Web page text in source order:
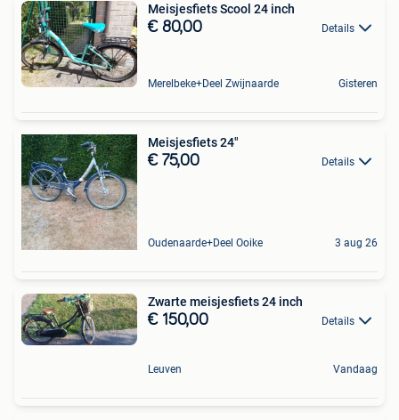
Meisjesfiets Scool 24 inch
€ 80,00 Details
Merelbeke+Deel Zwijnaarde Gisteren
Meisjesfiets 24"
€ 75,00 Details
Oudenaarde+Deel Ooike 3 aug 26
Zwarte meisjesfiets 24 inch
€ 150,00 Details
Leuven Vandaag